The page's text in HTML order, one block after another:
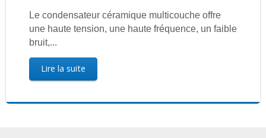
Le condensateur céramique multicouche offre
une haute tension, une haute fréquence, un faible
bruit,...
Lire la suite